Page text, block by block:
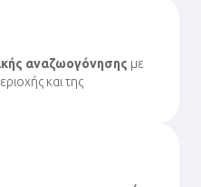
αναζωογόνησης με
και της